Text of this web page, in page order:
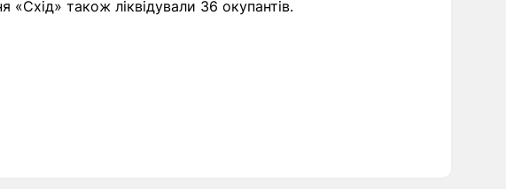
«Схід» також ліквідували 36 окупантів.